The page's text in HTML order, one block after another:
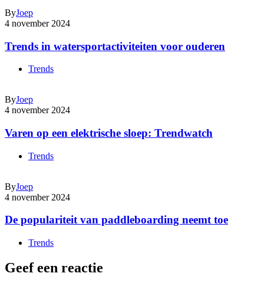
ByJoep
4 november 2024
Trends in watersportactiviteiten voor ouderen
Trends
ByJoep
4 november 2024
Varen op een elektrische sloep: Trendwatch
Trends
ByJoep
4 november 2024
De populariteit van paddleboarding neemt toe
Trends
Geef een reactie